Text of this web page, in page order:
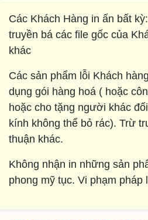
Các Khách Hàng in ấn bất
truyền bá các file gốc của
khác
Các sản phẩm lỗi Khách
dụng gói hàng hoá ( hoặc
hoặc cho tặng người khác
kính không thể bỏ rác). Trừ
thuận khác.
Không nhận in những sản
phong mỹ tục. Vi phạm pháp